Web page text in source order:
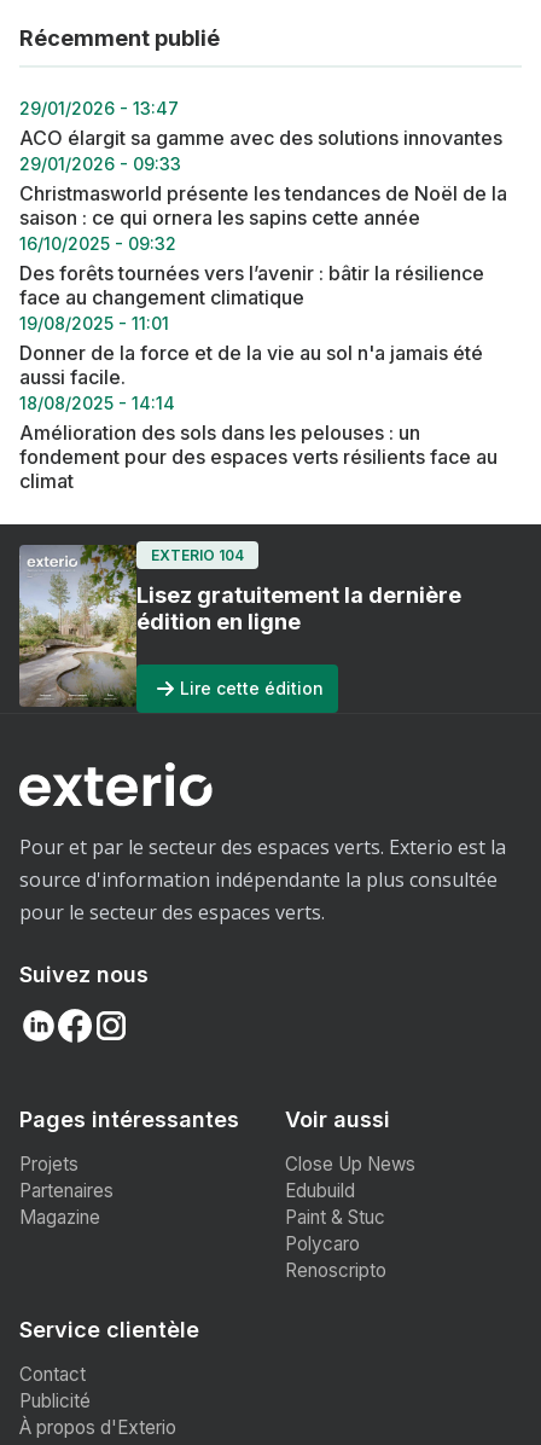
Récemment publié
29/01/2026 - 13:47
ACO élargit sa gamme avec des solutions innovantes
29/01/2026 - 09:33
Christmasworld présente les tendances de Noël de la
saison : ce qui ornera les sapins cette année
16/10/2025 - 09:32
Des forêts tournées vers l’avenir : bâtir la résilience
face au changement climatique
19/08/2025 - 11:01
Donner de la force et de la vie au sol n'a jamais été
aussi facile.
18/08/2025 - 14:14
Amélioration des sols dans les pelouses : un
fondement pour des espaces verts résilients face au
climat
EXTERIO 104
Lisez gratuitement la dernière
édition en ligne
Lire cette édition
Pour et par le secteur des espaces verts. Exterio est la
source d'information indépendante la plus consultée
pour le secteur des espaces verts.
Suivez nous
Pages intéressantes
Projets
Partenaires
Magazine
Voir aussi
Close Up News
Edubuild
Paint & Stuc
Polycaro
Renoscripto
Service clientèle
Contact
Publicité
À propos d'Exterio